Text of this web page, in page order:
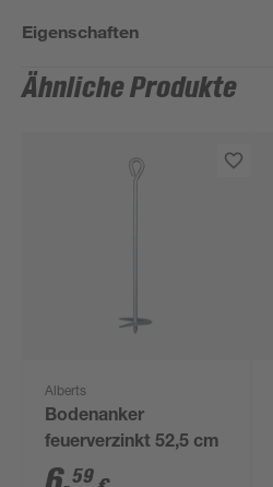
Eigenschaften
Ähnliche Produkte
Alberts
Bodenanker
feuerverzinkt 52,5 cm
59